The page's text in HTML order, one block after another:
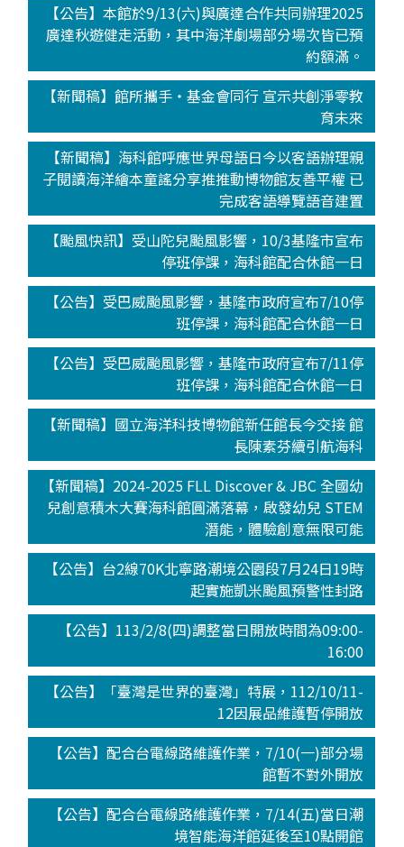
【公告】本館於9/13(六)與廣達合作共同辦理2025
廣達秋遊健走活動，其中海洋劇場部分場次皆已預
約額滿。
【新聞稿】館所攜手‧基金會同行 宣示共創淨零教
育未來
【新聞稿】海科館呼應世界母語日今以客語辦理親
子閱讀海洋繪本童謠分享推推動博物館友善平權 已
完成客語導覽語音建置
【颱風快訊】受山陀兒颱風影響，10/3基隆市宣布
停班停課，海科館配合休館一日
【公告】受巴威颱風影響，基隆市政府宣布7/10停
班停課，海科館配合休館一日
【公告】受巴威颱風影響，基隆市政府宣布7/11停
班停課，海科館配合休館一日
【新聞稿】國立海洋科技博物館新任館長今交接 館
長陳素芬續引航海科
【新聞稿】2024-2025 FLL Discover & JBC 全國幼
兒創意積木大賽海科館圓滿落幕，啟發幼兒 STEM
潛能，體驗創意無限可能
【公告】台2線70K北寧路潮境公園段7月24日19時
起實施凱米颱風預警性封路
【公告】113/2/8(四)調整當日開放時間為09:00-
16:00
【公告】「臺灣是世界的臺灣」特展，112/10/11-
12因展品維護暫停開放
【公告】配合台電線路維護作業，7/10(一)部分場
館暫不對外開放
【公告】配合台電線路維護作業，7/14(五)當日潮
境智能海洋館延後至10點開館